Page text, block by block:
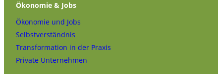
Ökonomie & Jobs
Ökonomie und Jobs
Selbstverständnis
Transformation in der Praxis
Private Unternehmen